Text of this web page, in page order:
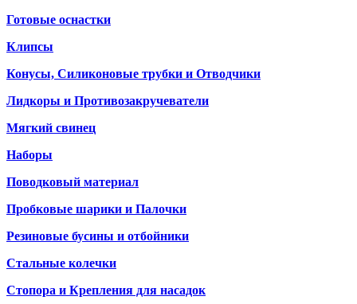
Готовые оснастки
Клипсы
Конусы, Силиконовые трубки и Отводчики
Лидкоры и Противозакручеватели
Мягкий свинец
Наборы
Поводковый материал
Пробковые шарики и Палочки
Резиновые бусины и отбойники
Стальные колечки
Стопора и Крепления для насадок